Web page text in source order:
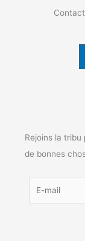
Rejoins la
de bonnes